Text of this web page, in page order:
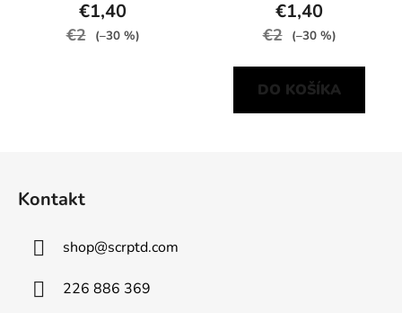
€1,40
€2 (–30 %)
€1,40
€2 (–30 %)
DO KOŠÍKA
Kontakt
shop@scrptd.com
226 886 369